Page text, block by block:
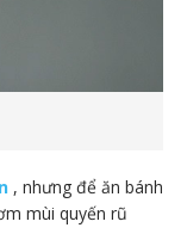
, nhưng để ăn bánh
mùi quyến rũ